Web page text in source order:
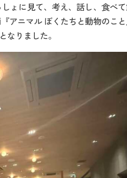
ょに見て、考え、話し、食べ
アニマル ぼくたちと動物のこ
なりました。